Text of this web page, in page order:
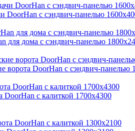
DoorHan с сэндвич-панелью
для дома с сэндвич-панелью
ворота DoorHan с сэндвич-панелью
DoorHan с калиткой 1700x4300